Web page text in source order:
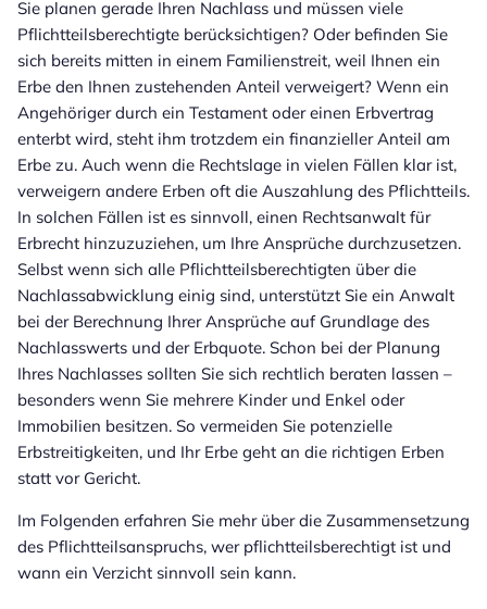
Sie planen gerade Ihren Nachlass und müssen viele
Pflichtteilsberechtigte berücksichtigen? Oder befinden Sie
sich bereits mitten in einem Familienstreit, weil Ihnen ein
Erbe den Ihnen zustehenden Anteil verweigert? Wenn ein
Angehöriger durch ein Testament oder einen Erbvertrag
enterbt wird, steht ihm trotzdem ein finanzieller Anteil am
Erbe zu. Auch wenn die Rechtslage in vielen Fällen klar ist,
verweigern andere Erben oft die Auszahlung des Pflichtteils.
In solchen Fällen ist es sinnvoll, einen Rechtsanwalt für
Erbrecht hinzuzuziehen, um Ihre Ansprüche durchzusetzen.
Selbst wenn sich alle Pflichtteilsberechtigten über die
Nachlassabwicklung einig sind, unterstützt Sie ein Anwalt
bei der Berechnung Ihrer Ansprüche auf Grundlage des
Nachlasswerts und der Erbquote. Schon bei der Planung
Ihres Nachlasses sollten Sie sich rechtlich beraten lassen –
besonders wenn Sie mehrere Kinder und Enkel oder
Immobilien besitzen. So vermeiden Sie potenzielle
Erbstreitigkeiten, und Ihr Erbe geht an die richtigen Erben
statt vor Gericht.
Im Folgenden erfahren Sie mehr über die Zusammensetzung
des Pflichtteilsanspruchs, wer pflichtteilsberechtigt ist und
wann ein Verzicht sinnvoll sein kann.